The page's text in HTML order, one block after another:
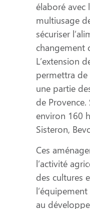
élaboré avec
multiusage
sécuriser
changement
L’extension
permettra de
une partie
de
environ 160
Sisteron,
Ces
l’activité
des cultures
au